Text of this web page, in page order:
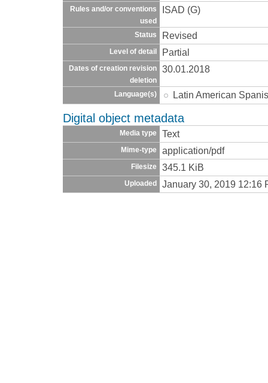
Rules and/or conventions
used
ISAD (G)
Status Revised
Level of detail Partial
Dates of creation revision
deletion
30.01.2018
Language(s) Latin American
Digital object metadata
Media type Text
Mime-type application/pdf
Filesize 345.1 KiB
Uploaded January 30, 2019 12:16